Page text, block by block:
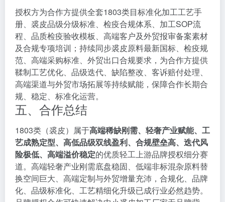
授权方为合作方提供全套1803类目标准化加工工艺手
册、裘皮品级分级标准、检疫合规体系、加工SOP流
程、品质检疫验收模板、高端客户及外贸报审备案素材
及合规专项培训；持续同步裘皮原料最新国标、检疫规
范、高端采购标准、外贸出口合规要求，为合作方提供
鞣制工艺优化、品级迭代、缺陷整改、客诉赔付处理、
高端渠道与外贸市场拓展等持续赋能，保障合作长期合
规、稳定、标准化运营。
五、合作总结
1803类（裘皮）属于高端稀缺刚需、轻奢产业赋能、工
艺成熟定型、高低品级双线盈利、合规壁垒高、迭代风
险极低、高端溢价稳定的优质轻工上游品牌授权细分赛
道。高端轻奢产业刚需底盘稳固、低端非标混杂原料替
换空间巨大、高端定制与外贸增量充沛，合规化、品牌
化、品级标准化、工艺精细化升级已成行业必然趋势。